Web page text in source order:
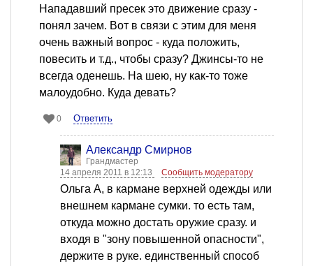
Нападавший пресек это движение сразу -
понял зачем. Вот в связи с этим для меня
очень важный вопрос - куда положить,
повесить и т.д., чтобы сразу? Джинсы-то не
всегда оденешь. На шею, ну как-то тоже
малоудобно. Куда девать?
0 Ответить
Александр Смирнов
Грандмастер
14 апреля 2011 в 12:13
Сообщить модератору
Ольга А, в кармане верхней одежды или
внешнем кармане сумки. то есть там,
откуда можно достать оружие сразу. и
входя в "зону повышенной опасности",
держите в руке. единственный способ